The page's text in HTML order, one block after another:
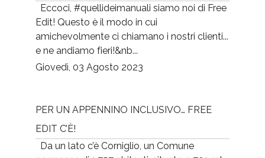
Eccoci, #quellideimanuali siamo noi di Free
Edit! Questo è il modo in cui
amichevolmente ci chiamano i nostri clienti...
e ne andiamo fieri!&nb...
Giovedì, 03 Agosto 2023
PER UN APPENNINO INCLUSIVO… FREE
EDIT C’È!
Da un lato c’è Corniglio, un Comune